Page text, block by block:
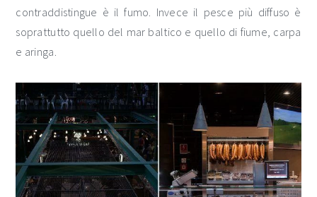
contraddistingue è il fumo. Invece il pesce più diffuso è
soprattutto quello del mar baltico e quello di fiume, carpa
e aringa.